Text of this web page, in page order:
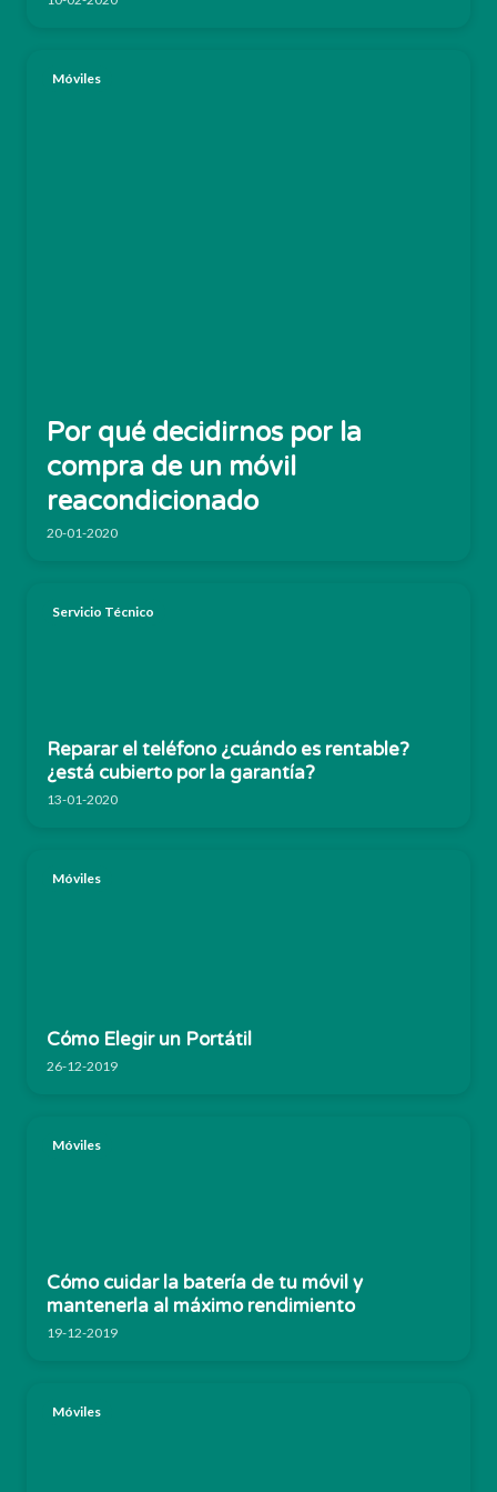
Móviles
Por qué decidirnos por la
compra de un móvil
reacondicionado
20-01-2020
Servicio Técnico
Reparar el teléfono ¿cuándo es rentable?
¿está cubierto por la garantía?
13-01-2020
Móviles
Cómo Elegir un Portátil
26-12-2019
Móviles
Cómo cuidar la batería de tu móvil y
mantenerla al máximo rendimiento
19-12-2019
Móviles